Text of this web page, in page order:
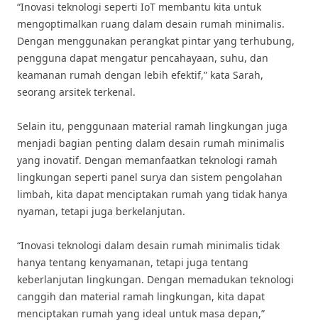
“Inovasi teknologi seperti IoT membantu kita untuk
mengoptimalkan ruang dalam desain rumah minimalis.
Dengan menggunakan perangkat pintar yang terhubung,
pengguna dapat mengatur pencahayaan, suhu, dan
keamanan rumah dengan lebih efektif,” kata Sarah,
seorang arsitek terkenal.
Selain itu, penggunaan material ramah lingkungan juga
menjadi bagian penting dalam desain rumah minimalis
yang inovatif. Dengan memanfaatkan teknologi ramah
lingkungan seperti panel surya dan sistem pengolahan
limbah, kita dapat menciptakan rumah yang tidak hanya
nyaman, tetapi juga berkelanjutan.
“Inovasi teknologi dalam desain rumah minimalis tidak
hanya tentang kenyamanan, tetapi juga tentang
keberlanjutan lingkungan. Dengan memadukan teknologi
canggih dan material ramah lingkungan, kita dapat
menciptakan rumah yang ideal untuk masa depan,”